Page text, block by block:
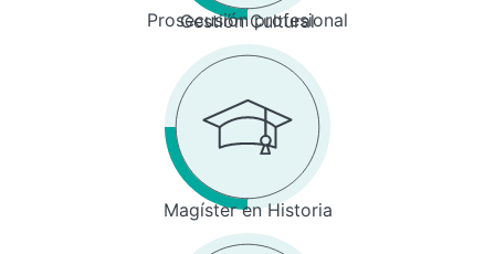
Prosecusión profesional
Gestión Cultural
Magíster en Historia